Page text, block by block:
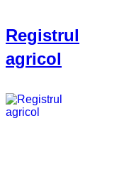
Registrul
agricol